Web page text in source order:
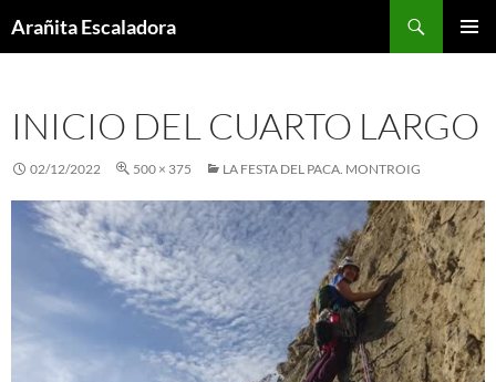
toArañita Escaladora
INICIO DEL CUARTO LARGO
02/12/2022 500 × 375 LA FESTA DEL PACA. MONTROIG